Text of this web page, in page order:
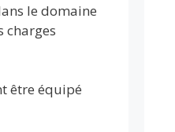
le domaine
charges
être équipé